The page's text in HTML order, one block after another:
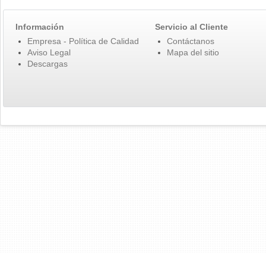
Información
Empresa - Política de Calidad
Aviso Legal
Descargas
Servicio al Cliente
Contáctanos
Mapa del sitio